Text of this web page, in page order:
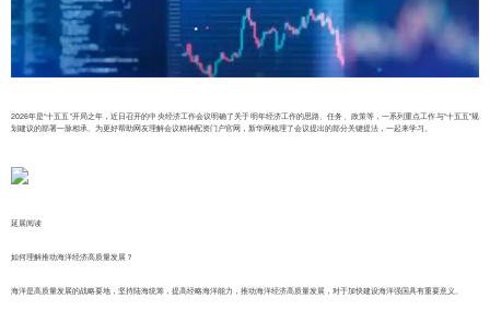
2026年是“十五五”开局之年，近日召开的中央经济工作会议明确了关于明年经济工作的思路、任务、政策等，一系列重点工作与“十五五”规
划建议的部署一脉相承。为更好帮助网友理解会议精神配资门户官网，新华网梳理了会议提出的部分关键提法，一起来学习。
延展阅读
如何理解推动海洋经济高质量发展？
海洋是高质量发展的战略要地，坚持陆海统筹，提高经略海洋能力，推动海洋经济高质量发展，对于加快建设海洋强国具有重要意义。